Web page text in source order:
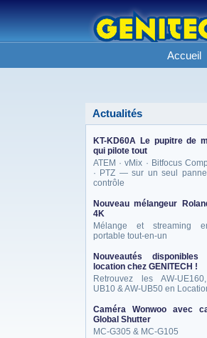
Accueil
Actualités
KT-KD60A Le pupitre de
qui pilote tout
ATEM · vMix · Bitfocus
· PTZ — sur un seul
contrôle
Nouveau mélangeur
4K
Mélange et streaming
portable tout-en-un
Nouveautés
location chez GENITECH !
Retrouvez les AW-
UB10 & AW-UB50 en
Caméra Wonwoo avec
Global Shutter
MC-G305 & MC-G105